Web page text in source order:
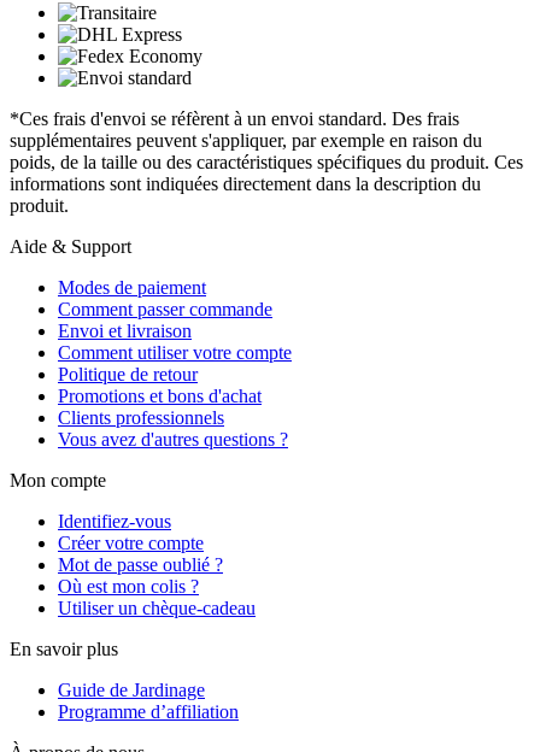
*Ces frais d'envoi se réfèrent à un envoi standard. Des frais
supplémentaires peuvent s'appliquer, par exemple en raison du
poids, de la taille ou des caractéristiques spécifiques du produit. Ces
informations sont indiquées directement dans la description du
produit.
Aide & Support
Modes de paiement
Comment passer commande
Envoi et livraison
Comment utiliser votre compte
Politique de retour
Promotions et bons d'achat
Clients professionnels
Vous avez d'autres questions ?
Mon compte
Identifiez-vous
Créer votre compte
Mot de passe oublié ?
Où est mon colis ?
Utiliser un chèque-cadeau
En savoir plus
Guide de Jardinage
Programme d’affiliation